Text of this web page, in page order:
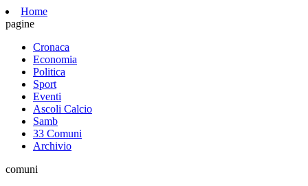
Home
pagine
Cronaca
Economia
Politica
Sport
Eventi
Ascoli Calcio
Samb
33 Comuni
Archivio
comuni